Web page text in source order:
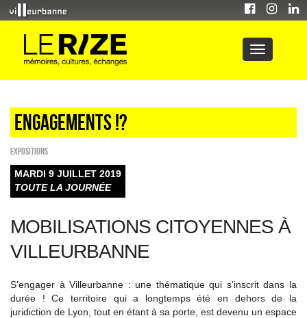
Engagements !?
EXPOSITIONS
MARDI 9 JUILLET 2019
TOUTE LA JOURNÉE
MOBILISATIONS CITOYENNES À
VILLEURBANNE
S’engager à Villeurbanne : une thématique qui s’inscrit dans la
durée ! Ce territoire qui a longtemps été en dehors de la
juridiction de Lyon, tout en étant à sa porte, est devenu un espace